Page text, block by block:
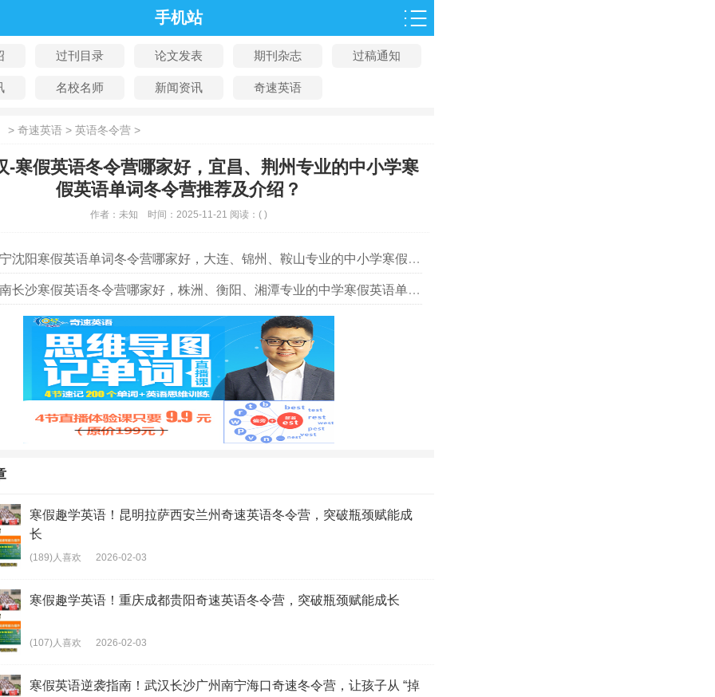
手机站
过刊目录 论文发表 期刊杂志 过稿通知
名校名师 新闻资讯 奇速英语
> 奇速英语 > 英语冬令营 >
-寒假英语冬令营哪家好，宜昌、荆州专业的中小学寒
假英语单词冬令营推荐及介绍？
作者： 未知 时间： 2025-11-21 阅读： ( )
沈阳寒假英语单词冬令营哪家好，大连、锦州、鞍山专业的中小学寒假英语单词冬令营推荐及介绍？
长沙寒假英语冬令营哪家好，株洲、衡阳、湘潭专业的中学寒假英语单词冬令营推荐及介绍？
寒假趣学英语！昆明拉萨西安兰州奇速英语冬令营，突破瓶颈赋能成
长
(189)人喜欢 2026-02-03
寒假趣学英语！重庆成都贵阳奇速英语冬令营，突破瓶颈赋能成长
(107)人喜欢 2026-02-03
寒假英语逆袭指南！武汉长沙广州南宁海口奇速冬令营，让孩子从 “掉